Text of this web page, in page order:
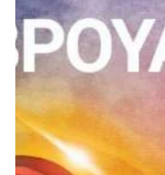
ΤΑΕΚΒΟΝΤΟ στο κλειστό
"ΚΡΟΝΟΣ". Ο σύλλογος μας
δίνοντας την ευκαιρία να μετρήσουν τις δυνάμεις τους απέναντι σε
συνομηλίκους αθλητές-τριες!!!